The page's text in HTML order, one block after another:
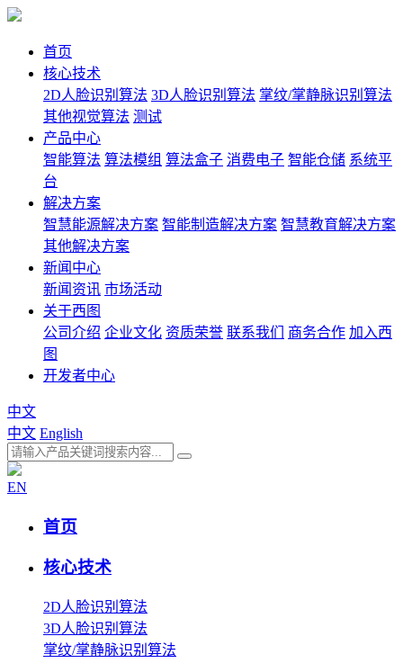
首页
核心技术
2D人脸识别算法 3D人脸识别算法 掌纹/掌静脉识别算法
其他视觉算法 测试
产品中心
智能算法 算法模组 算法盒子 消费电子 智能仓储 系统平
台
解决方案
智慧能源解决方案 智能制造解决方案 智慧教育解决方案
其他解决方案
新闻中心
新闻资讯 市场活动
关于西图
公司介绍 企业文化 资质荣誉 联系我们 商务合作 加入西
图
开发者中心
中文
中文 English
EN
首页
核心技术
2D人脸识别算法
3D人脸识别算法
掌纹/掌静脉识别算法